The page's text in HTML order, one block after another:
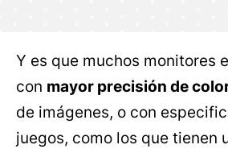
Y es que muchos monitores
con mayor precisión de
de imágenes, o con
juegos, como los que tienen